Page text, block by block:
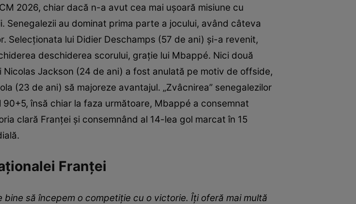
2026, chiar dacă n-a avut cea mai ușoară misiune cu
Senegalezii au dominat prima parte a jocului, având câteva
Selecționata lui Didier Deschamps (57 de ani) și-a revenit,
deschiderea scorului, grație lui Mbappé. Nici două
Jackson (24 de ani) a fost anulată pe motiv de offside,
(23 de ani) să majoreze avantajul. „Zvâcnirea” senegalezilor
însă chiar la faza următoare, Mbappé a consemnat
clară Franței și consemnând al 14-lea gol marcat în 15
Franței
să începem o competiţie cu o victorie. Îţi oferă mai multă